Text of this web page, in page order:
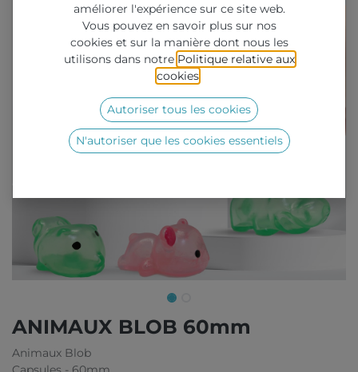
ANIMAUX BLOB 60mm
Animaux Blob
améliorer l'expérience sur ce site web.
Vous pouvez en savoir plus sur nos
cookies et sur la manière dont nous les
utilisons dans notre Politique relative aux
cookies
Autoriser tous les cookies
N'autoriser que les cookies essentiels